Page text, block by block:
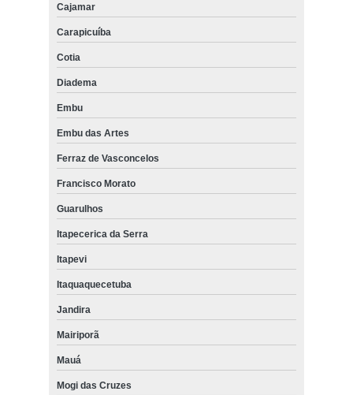
Cajamar
Carapicuíba
Cotia
Diadema
Embu
Embu das Artes
Ferraz de Vasconcelos
Francisco Morato
Guarulhos
Itapecerica da Serra
Itapevi
Itaquaquecetuba
Jandira
Mairiporã
Mauá
Mogi das Cruzes